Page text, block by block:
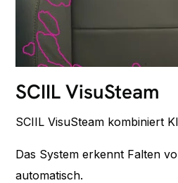
SCIIL VisuSteam
SCIIL VisuSteam kombiniert
Das System erkennt Falten
automatisch.